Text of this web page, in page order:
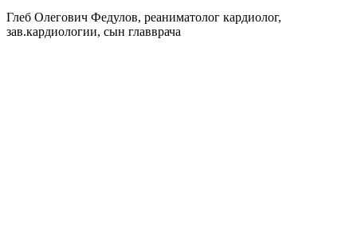
Глеб Олегович Федулов, реаниматолог кардиолог,
зав.кардиологии, сын главврача